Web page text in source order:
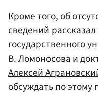
Кроме того, об
сведений
государственного
В. Ломоносова и
Алексей
обсуждать по этому